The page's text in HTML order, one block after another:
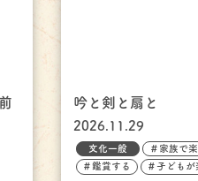
吟と剣と扇と
2026.11.29
文化一般 ＃家族で
＃鑑賞する ＃子どもが